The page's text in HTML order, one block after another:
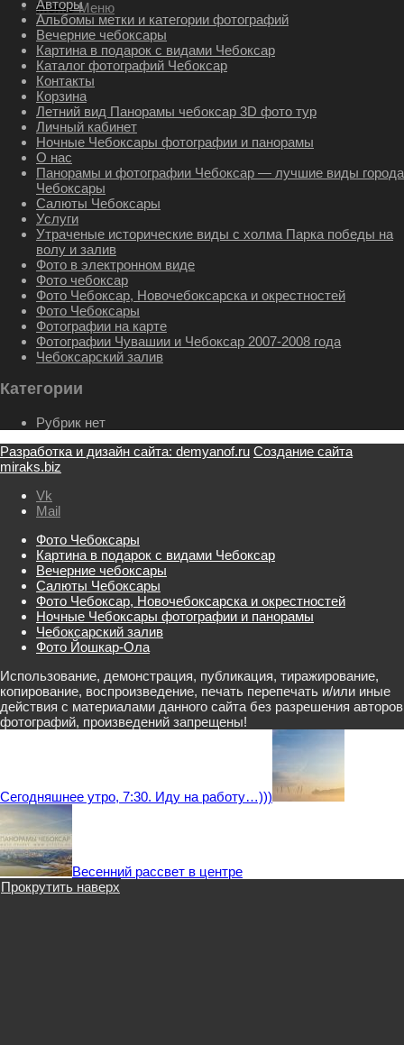
Меню Меню
Авторы
Альбомы метки и категории фотографий
Вечерние чебоксары
Картина в подарок с видами Чебоксар
Каталог фотографий Чебоксар
Контакты
Корзина
Летний вид Панорамы чебоксар 3D фото тур
Личный кабинет
Ночные Чебоксары фотографии и панорамы
О нас
Панорамы и фотографии Чебоксар — лучшие виды города
Чебоксары
Салюты Чебоксары
Услуги
Утраченые исторические виды с холма Парка победы на
волу и залив
Фото в электронном виде
Фото чебоксар
Фото Чебоксар, Новочебоксарска и окрестностей
Фото Чебоксары
Фотографии на карте
Фотографии Чувашии и Чебоксар 2007-2008 года
Чебоксарский залив
Категории
Рубрик нет
Разработка и дизайн сайта: demyanof.ru Создание сайта
miraks.biz
Vk
Mail
Фото Чебоксары
Картина в подарок с видами Чебоксар
Вечерние чебоксары
Салюты Чебоксары
Фото Чебоксар, Новочебоксарска и окрестностей
Ночные Чебоксары фотографии и панорамы
Чебоксарский залив
Фото Йошкар-Ола
Использование, демонстрация, публикация, тиражирование,
копирование, воспроизведение, печать перепечать и/или иные
действия с материалами данного сайта без разрешения авторов
фотографий, произведений запрещены!
Сегодняшнее утро, 7:30. Иду на работу…)))
Весенний рассвет в центре
Прокрутить наверх